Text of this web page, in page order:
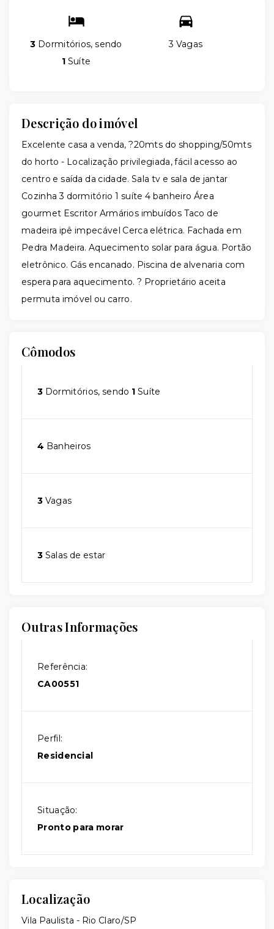
3 Dormitórios, sendo
1 Suíte
3 Vagas
Descrição do imóvel
Excelente casa a venda, ?20mts do shopping/50mts
do horto - Localização privilegiada, fácil acesso ao
centro e saída da cidade. Sala tv e sala de jantar
Cozinha 3 dormitório 1 suíte 4 banheiro Área
gourmet Escritor Armários imbuídos Taco de
madeira ipê impecável Cerca elétrica. Fachada em
Pedra Madeira. Aquecimento solar para água. Portão
eletrônico. Gás encanado. Piscina de alvenaria com
espera para aquecimento. ? Proprietário aceita
permuta imóvel ou carro.
Cômodos
3 Dormitórios, sendo 1 Suíte
4 Banheiros
3 Vagas
3 Salas de estar
Outras Informações
Referência:
CA00551
Perfil:
Residencial
Situação:
Pronto para morar
Localização
Vila Paulista - Rio Claro/SP